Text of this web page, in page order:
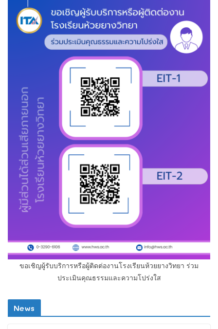
ขอเชิญผู้รับบริการหรือผู้ติดต่องานโรงเรียนห้วยยางวิทยา ร่วม
ประเมินคุณธรรมและความโปร่งใส
News